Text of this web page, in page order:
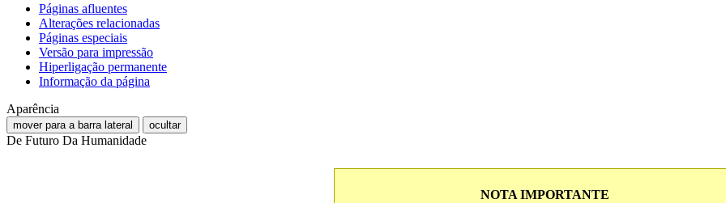
Páginas afluentes
Alterações relacionadas
Páginas especiais
Versão para impressão
Hiperligação permanente
Informação da página
Aparência
mover para a barra lateral ocultar
De Futuro Da Humanidade
NOTA IMPORTANTE